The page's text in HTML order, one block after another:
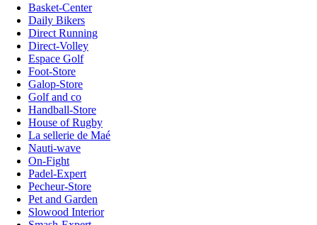
Basket-Center
Daily Bikers
Direct Running
Direct-Volley
Espace Golf
Foot-Store
Galop-Store
Golf and co
Handball-Store
House of Rugby
La sellerie de Maé
Nauti-wave
On-Fight
Padel-Expert
Pecheur-Store
Pet and Garden
Slowood Interior